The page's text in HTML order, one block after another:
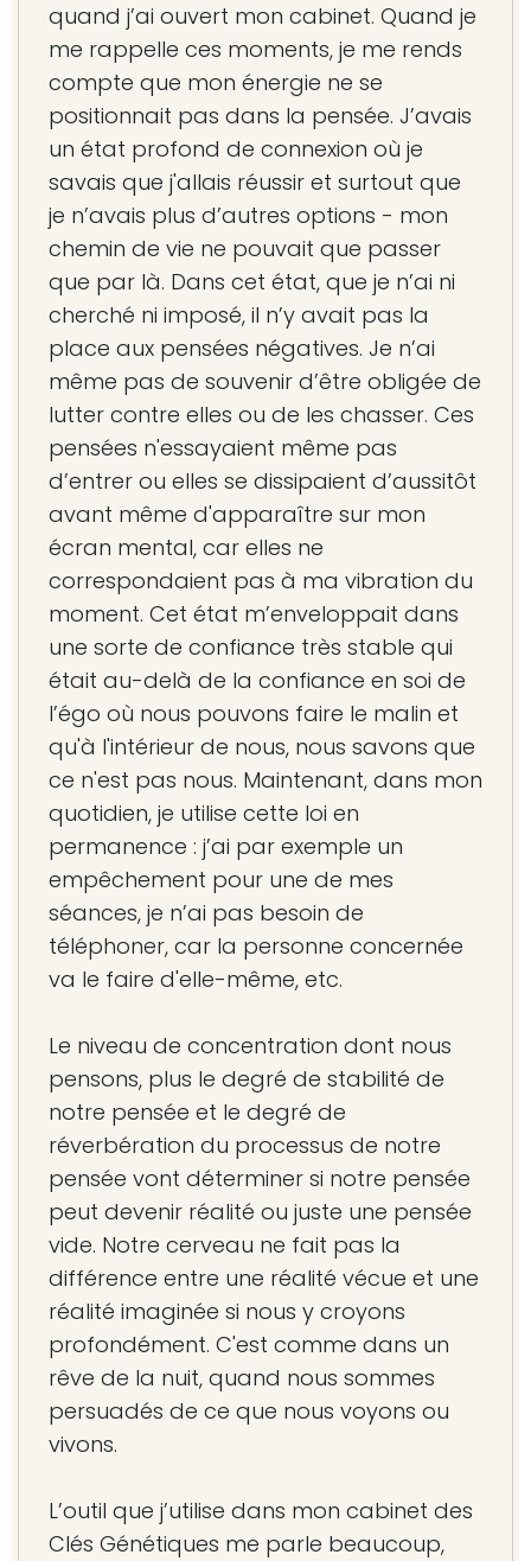
quand j’ai ouvert mon cabinet. Quand je
me rappelle ces moments, je me rends
compte que mon énergie ne se
positionnait pas dans la pensée. J’avais
un état profond de connexion où je
savais que j'allais réussir et surtout que
je n’avais plus d’autres options - mon
chemin de vie ne pouvait que passer
que par là. Dans cet état, que je n’ai ni
cherché ni imposé, il n’y avait pas la
place aux pensées négatives. Je n’ai
même pas de souvenir d’être obligée de
lutter contre elles ou de les chasser. Ces
pensées n'essayaient même pas
d’entrer ou elles se dissipaient d’aussitôt
avant même d'apparaître sur mon
écran mental, car elles ne
correspondaient pas à ma vibration du
moment. Cet état m’enveloppait dans
une sorte de confiance très stable qui
était au-delà de la confiance en soi de
l’égo où nous pouvons faire le malin et
qu'à l'intérieur de nous, nous savons que
ce n'est pas nous. Maintenant, dans mon
quotidien, je utilise cette loi en
permanence : j’ai par exemple un
empêchement pour une de mes
séances, je n’ai pas besoin de
téléphoner, car la personne concernée
va le faire d'elle-même, etc.
Le niveau de concentration dont nous
pensons, plus le degré de stabilité de
notre pensée et le degré de
réverbération du processus de notre
pensée vont déterminer si notre pensée
peut devenir réalité ou juste une pensée
vide. Notre cerveau ne fait pas la
différence entre une réalité vécue et une
réalité imaginée si nous y croyons
profondément. C'est comme dans un
rêve de la nuit, quand nous sommes
persuadés de ce que nous voyons ou
vivons.
L’outil que j’utilise dans mon cabinet des
Clés Génétiques me parle beaucoup,